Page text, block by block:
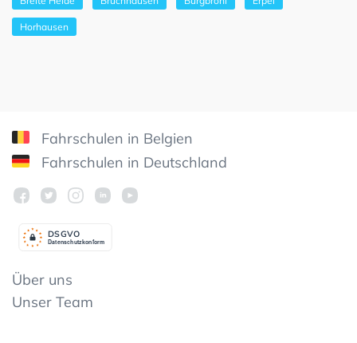
Horhausen
Fahrschulen in Belgien
Fahrschulen in Deutschland
Datenschutzkonform
DSGVO
Über uns
Unser Team